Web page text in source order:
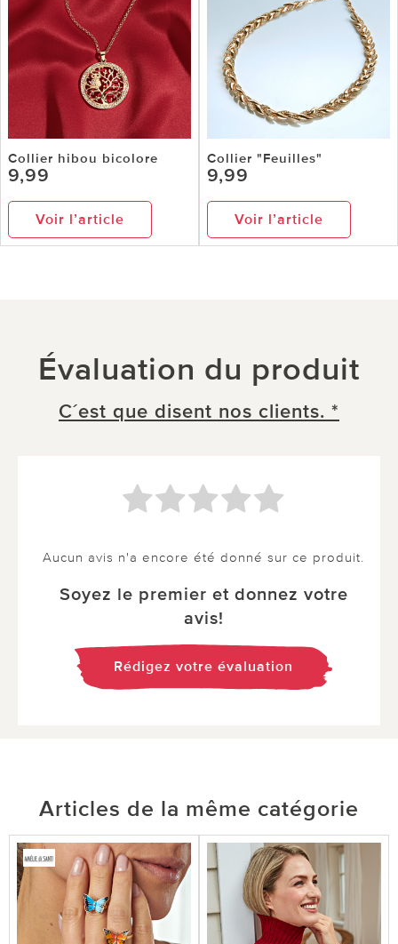
Collier hibou bicolore
9,99
Voir l’article
Collier "Feuilles"
9,99
Voir l’article
Évaluation du produit
C´est que disent nos clients. *
Aucun avis n'a encore été donné sur ce produit.
Soyez le premier et donnez votre
avis!
Rédigez votre évaluation
Articles de la même catégorie